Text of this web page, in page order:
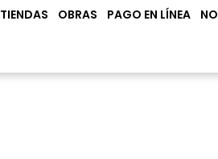
TIENDAS OBRAS PAGO EN LÍNEA